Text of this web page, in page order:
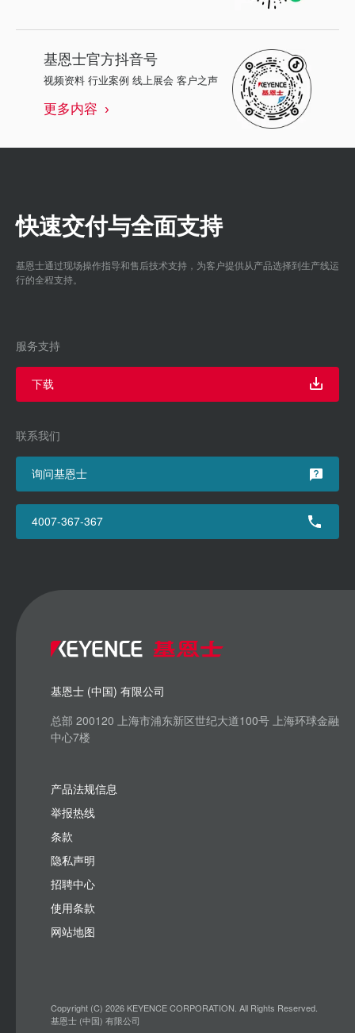
基恩士官方抖音号
视频资料 行业案例 线上展会 客户之声
更多内容
快速交付与全面支持
基恩士通过现场操作指导和售后技术支持，为客户提供从产品选择到生产线运
行的全程支持。
服务支持
下载
联系我们
询问基恩士
4007-367-367
基恩士 (中国) 有限公司
总部 200120 上海市浦东新区世纪大道100号 上海环球金融
中心7楼
产品法规信息
举报热线
条款
隐私声明
招聘中心
使用条款
网站地图
Copyright (C) 2026 KEYENCE CORPORATION. All Rights Reserved.
基恩士 (中国) 有限公司